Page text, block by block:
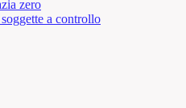
zero
a controllo